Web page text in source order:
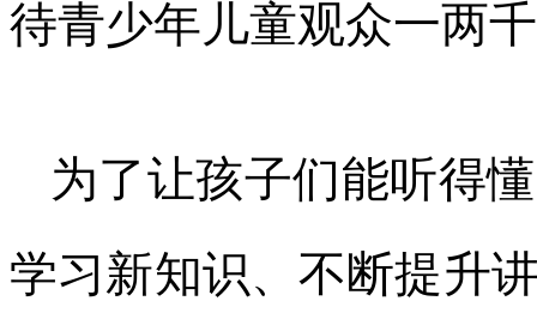
待青少年儿童观众一两
为了让孩子们能听得
学习新知识、不断提升